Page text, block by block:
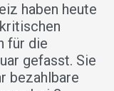
haben heute
für die
gefasst. Sie
bezahlbare